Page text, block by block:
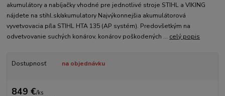
akumulátory a nabíjačky vhodné pre jednotlivé stroje STIHL a VIKING
nájdete na stihl.sk/akumulatory Najvýkonnejšia akumulátorová
vyvetvovacia píla STIHL HTA 135 (AP systém). Predovšetkým na
odvetvovanie suchých konárov, konárov poškodených ... celý popis
Dostupnosť na objednávku
849 €/ks